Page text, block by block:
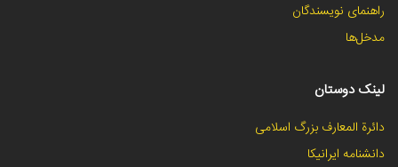
راهنمای نویسندگان
مدخل‌ها
لینک دوستان
دائرة المعارف بزرگ اسلامی
دانشنامه ایرانیکا